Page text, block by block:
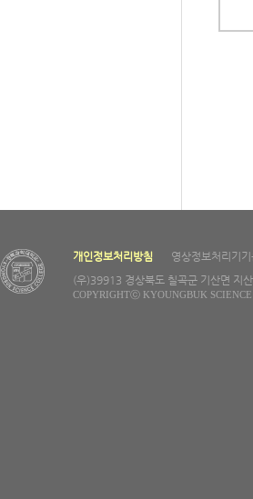
개인정보처리방침 영상정보처리기기
(우)39913 경상북도 칠곡군 기산면
COPYRIGHTⓒ KYOUNGBUK